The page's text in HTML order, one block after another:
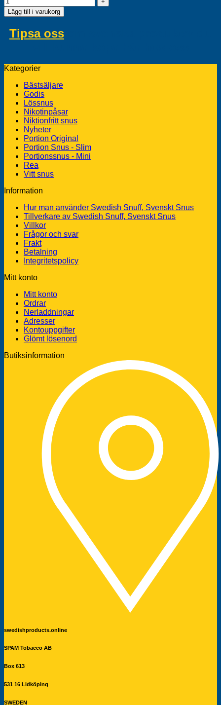
Lägg till i varukorg
Tipsa oss
Kategorier
Bästsäljare
Godis
Lössnus
Nikotinpåsar
Niktionfritt snus
Nyheter
Portion Original
Portion Snus - Slim
Portionssnus - Mini
Rea
Vitt snus
Information
Hur man använder Swedish Snuff, Svenskt Snus
Tillverkare av Swedish Snuff, Svenskt Snus
Villkor
Frågor och svar
Frakt
Betalning
Integritetspolicy
Mitt konto
Mitt konto
Ordrar
Nerladdningar
Adresser
Kontouppgifter
Glömt lösenord
Butiksinformation
swedishproducts.online
SPAM Tobacco AB
Box 613
531 16 Lidköping
SWEDEN